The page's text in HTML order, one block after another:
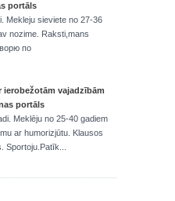
portāls
Mekleju sieviete no 27-36
nozime. Raksti,mans
по
ierobežotām vajadzībām
portāls
Meklēju no 25-40 gadiem
ar humorizjūtu. Klausos
Sportoju.Patīk...